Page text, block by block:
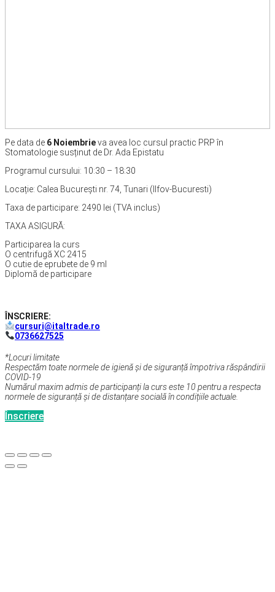
Pe data de 6 Noiembrieva avea loc cursul practic PRP în
Stomatologie susținut de Dr. Ada Epistatu
Programul cursului: 10:30 – 18:30
Locație: Calea București nr. 74, Tunari (Ilfov-Bucuresti)
Taxa de participare: 2490 lei (TVA inclus)
TAXA ASIGURĂ:
Participarea la curs
O centrifugă XC 2415
O cutie de eprubete de 9 ml
Diplomă de participare
ÎNSCRIERE:
cursuri@italtrade.ro
0736627525
*Locuri limitate
Respectăm toate normele de igienă și de siguranță împotriva răspândirii
COVID-19
Numărul maxim admis de participanți la curs este 10 pentru a respecta
normele de siguranță și de distanțare socială în condițiile actuale.
Înscriere